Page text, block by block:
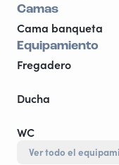
Camas
Cama banqueta
Equipamiento
Fregadero
Ducha
WC
Ver todo el